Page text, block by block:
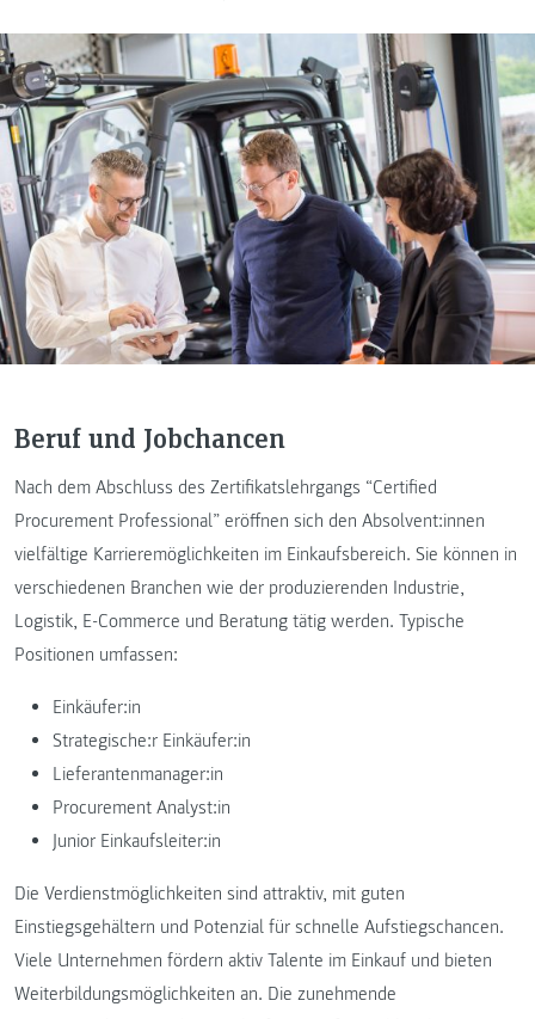
Beruf und Jobchancen
Nach dem Abschluss des Zertifikatslehrgangs “Certified
Procurement Professional” eröffnen sich den Absolvent:innen
vielfältige Karrieremöglichkeiten im Einkaufsbereich. Sie können in
verschiedenen Branchen wie der produzierenden Industrie,
Logistik, E-Commerce und Beratung tätig werden. Typische
Positionen umfassen:
Einkäufer:in
Strategische:r Einkäufer:in
Lieferantenmanager:in
Procurement Analyst:in
Junior Einkaufsleiter:in
Die Verdienstmöglichkeiten sind attraktiv, mit guten
Einstiegsgehältern und Potenzial für schnelle Aufstiegschancen.
Viele Unternehmen fördern aktiv Talente im Einkauf und bieten
Weiterbildungsmöglichkeiten an. Die zunehmende